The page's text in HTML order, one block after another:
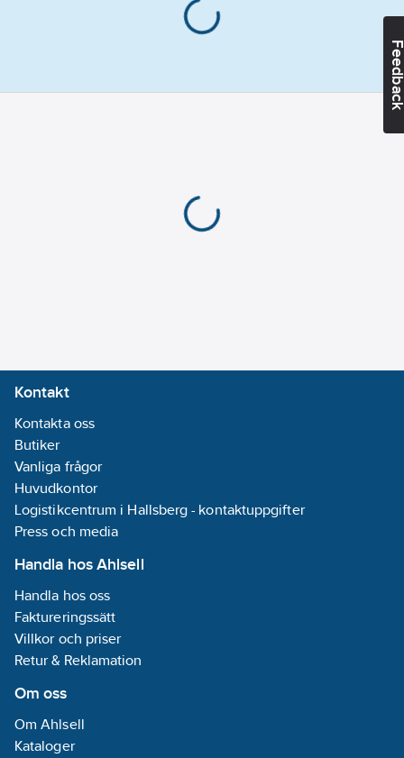
Kontakt
Kontakta oss
Butiker
Vanliga frågor
Huvudkontor
Logistikcentrum i Hallsberg - kontaktuppgifter
Press och media
Handla hos Ahlsell
Handla hos oss
Faktureringssätt
Villkor och priser
Retur & Reklamation
Om oss
Om Ahlsell
Kataloger